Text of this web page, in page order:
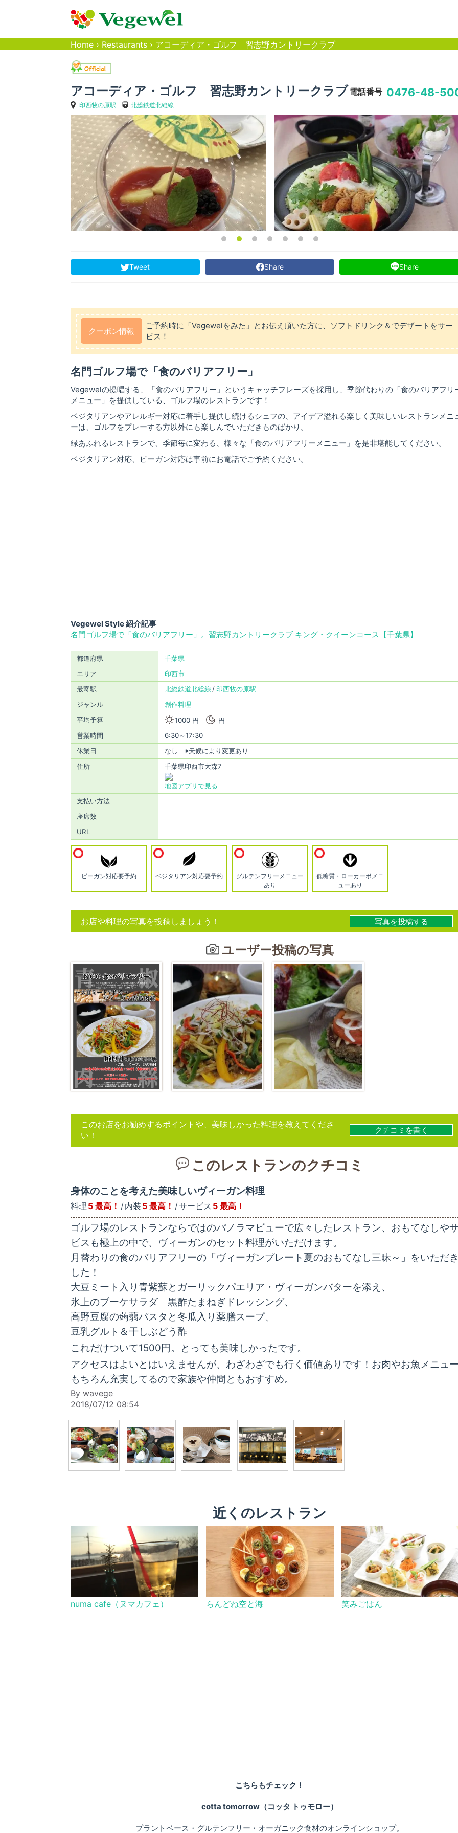
Home › Restaurants › アコーディア・ゴルフ 習志野カントリークラブ
アコーディア・ゴルフ 習志野カントリークラブ
印西牧の原駅 北総鉄道北総線
電話番号 0476-48-
Tweet Share Share
クーポン情報
ご予約時に「Vegewelをみた」とお伝え頂いた方に、ソフトドリンク＆でデザートをサー
ビス！
名門ゴルフ場で「食のバリアフリー」
Vegewelの提唱する、「食のバリアフリー」というキャッチフレーズを採用し、季節代わりの「食のバリアフリ
メニュー」を提供している、ゴルフ場のレストランです！
ベジタリアンやアレルギー対応に着手し提供し続けるシェフの、アイデア溢れる楽しく美味しいレストランメニ
ーは、ゴルフをプレーする方以外にも楽しんでいただきものばかり。
緑あふれるレストランで、季節毎に変わる、様々な「食のバリアフリーメニュー」を是非堪能してください。
ベジタリアン対応、ビーガン対応は事前にお電話でご予約ください。
Vegewel Style 紹介記事
名門ゴルフ場で「食のバリアフリー」。習志野カントリークラブ キング・クイーンコース【千葉県】
都道府県
千葉県
エリア
印西市
最寄駅
北総鉄道北総線
印西牧の原駅
ジャンル
創作料理
平均予算
1000 円
円
営業時間
6:30～17:30
休業日
なし ※天候により変更あり
住所
千葉県印西市大森7
地図アプリで見る
支払い方法
座席数
URL
ビーガン対応要予約 ベジタリアン対応要予約
グルテンフリーメニュー
あり
低糖質・ローカーボメニ
ューあり
お店や料理の写真を投稿しましょう！ 写真を投稿する
ユーザー投稿の写真
このお店をお勧めするポイントや、美味しかった料理を教えてくださ
い！
クチコミを書く
このレストランのクチコミ
身体のことを考えた美味しいヴィーガン料理
料理 5 最高！ 内装 5 最高！ サービス 5 最高！
ゴルフ場のレストランならではのパノラマビューで広々したレストラン、おもてなしや
ビスも極上の中で、ヴィーガンのセット料理がいただけます。
月替わりの食のバリアフリーの「ヴィーガンプレート夏のおもてなし三昧～」をいただ
した！
大豆ミート入り青紫蘇とガーリックパエリア・ヴィーガンバターを添え、
氷上のブーケサラダ 黒酢たまねぎドレッシング、
高野豆腐の蒟蒻パスタと冬瓜入り薬膳スープ、
豆乳グルト＆干しぶどう酢
これだけついて1500円。とっても美味しかったです。
アクセスはよいとはいえませんが、わざわざでも行く価値ありです！お肉やお魚メニュ
もちろん充実してるので家族や仲間ともおすすめ。
By wavege
2018/07/12 08:54
近くのレストラン
numa cafe（ヌマカフェ） らんどね空と海 笑みごはん
こちらもチェック！
cotta tomorrow（コッタ トゥモロー）
プラントベース・グルテンフリー・オーガニック食材のオンラインショップ。